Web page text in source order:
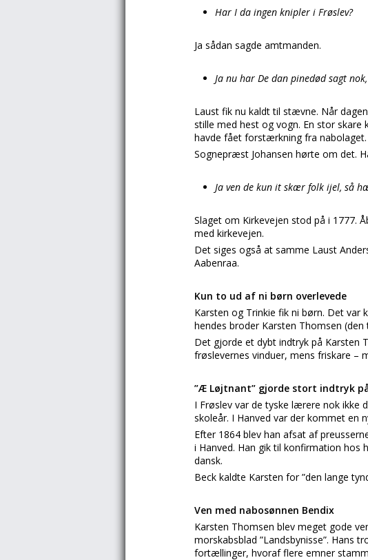
Har I da ingen knipler i Frøslev?
Ja sådan sagde amtmanden.
Ja nu har De dan pinedød sagt
Laust fik nu kaldt til stævne. Når
stille med hest og vogn. En stor
havde fået forstærkning fra nabolaget.
Sognepræst Johansen hørte om det.
Ja ven de kun it skær folk ijel, så
Slaget om Kirkevejen stod på i 1777.
med kirkevejen.
Det siges også at samme Laust
Aabenraa.
Kun to ud af ni børn overlevede
Karsten og Trinkie fik ni børn. Det var
hendes broder Karsten Thomsen
Det gjorde et dybt indtryk på Karsten
frøslevernes vinduer, mens friskare –
”Æ Løjtnant” gjorde stort indtryk
I Frøslev var de tyske lærere nok ikke
skoleår. I Hanved var der kommet en
Efter 1864 blev han afsat af
i Hanved. Han gik til konfirmation hos
dansk.
Beck kaldte Karsten for ”den lange
Ven med nabosønnen Bendix
Karsten Thomsen blev meget gode
morskabsblad ”Landsbynisse”.
fortællinger, hvoraf flere emner